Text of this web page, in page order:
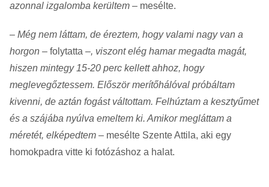
azonnal izgalomba kerültem – mesélte.
– Még nem láttam, de éreztem, hogy valami nagy van a
horgon – folytatta –, viszont elég hamar megadta magát,
hiszen mintegy 15-20 perc kellett ahhoz, hogy
meglevegőztessem. Először merítőhálóval próbáltam
kivenni, de aztán fogást váltottam. Felhúztam a kesztyűmet
és a szájába nyúlva emeltem ki. Amikor megláttam a
méretét, elképedtem – mesélte Szente Attila, aki egy
homokpadra vitte ki fotózáshoz a halat.